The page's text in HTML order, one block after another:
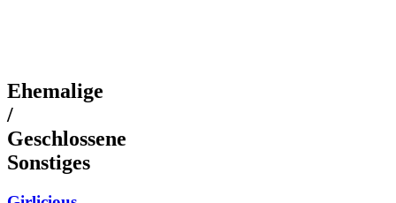
Ehemalige
/
Geschlossene
Sonstiges